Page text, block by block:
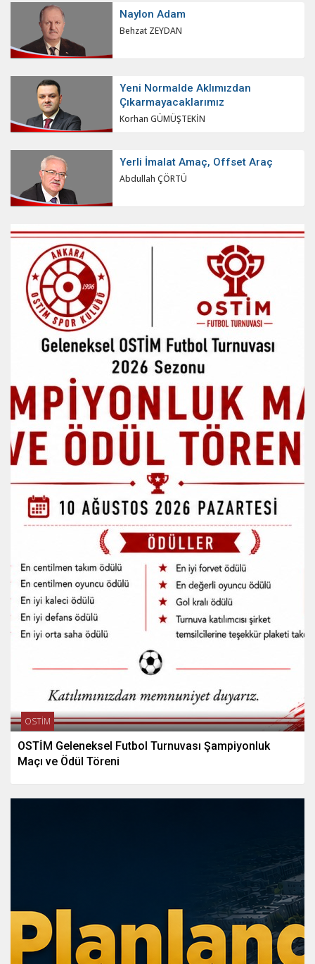
Naylon Adam
Behzat ZEYDAN
Yeni Normalde Aklımızdan
Çıkarmayacaklarımız
Korhan GÜMÜŞTEKİN
Yerli İmalat Amaç, Offset Araç
Abdullah ÇÖRTÜ
OSTİM
OSTİM Geleneksel Futbol Turnuvası Şampiyonluk
Maçı ve Ödül Töreni